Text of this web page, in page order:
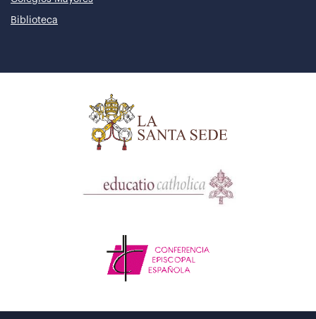
Biblioteca